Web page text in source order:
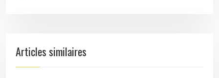
Articles similaires